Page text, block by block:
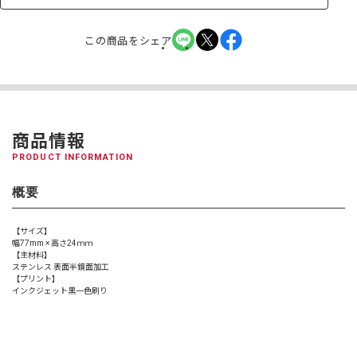
この商品をシェア
商品情報
PRODUCT INFORMATION
概要
【サイズ】
幅77mm × 高さ24ｍｍ
【主材料】
ステンレス 表面半鏡面加工
【プリント】
インクジェット黒一色刷り